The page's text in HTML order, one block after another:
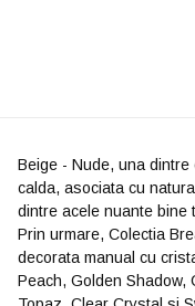
Beige - Nude, una
calda, asociata cu
dintre acele nuante bine
Prin urmare, Colectia
decorata manual cu
Peach, Golden Shadow,